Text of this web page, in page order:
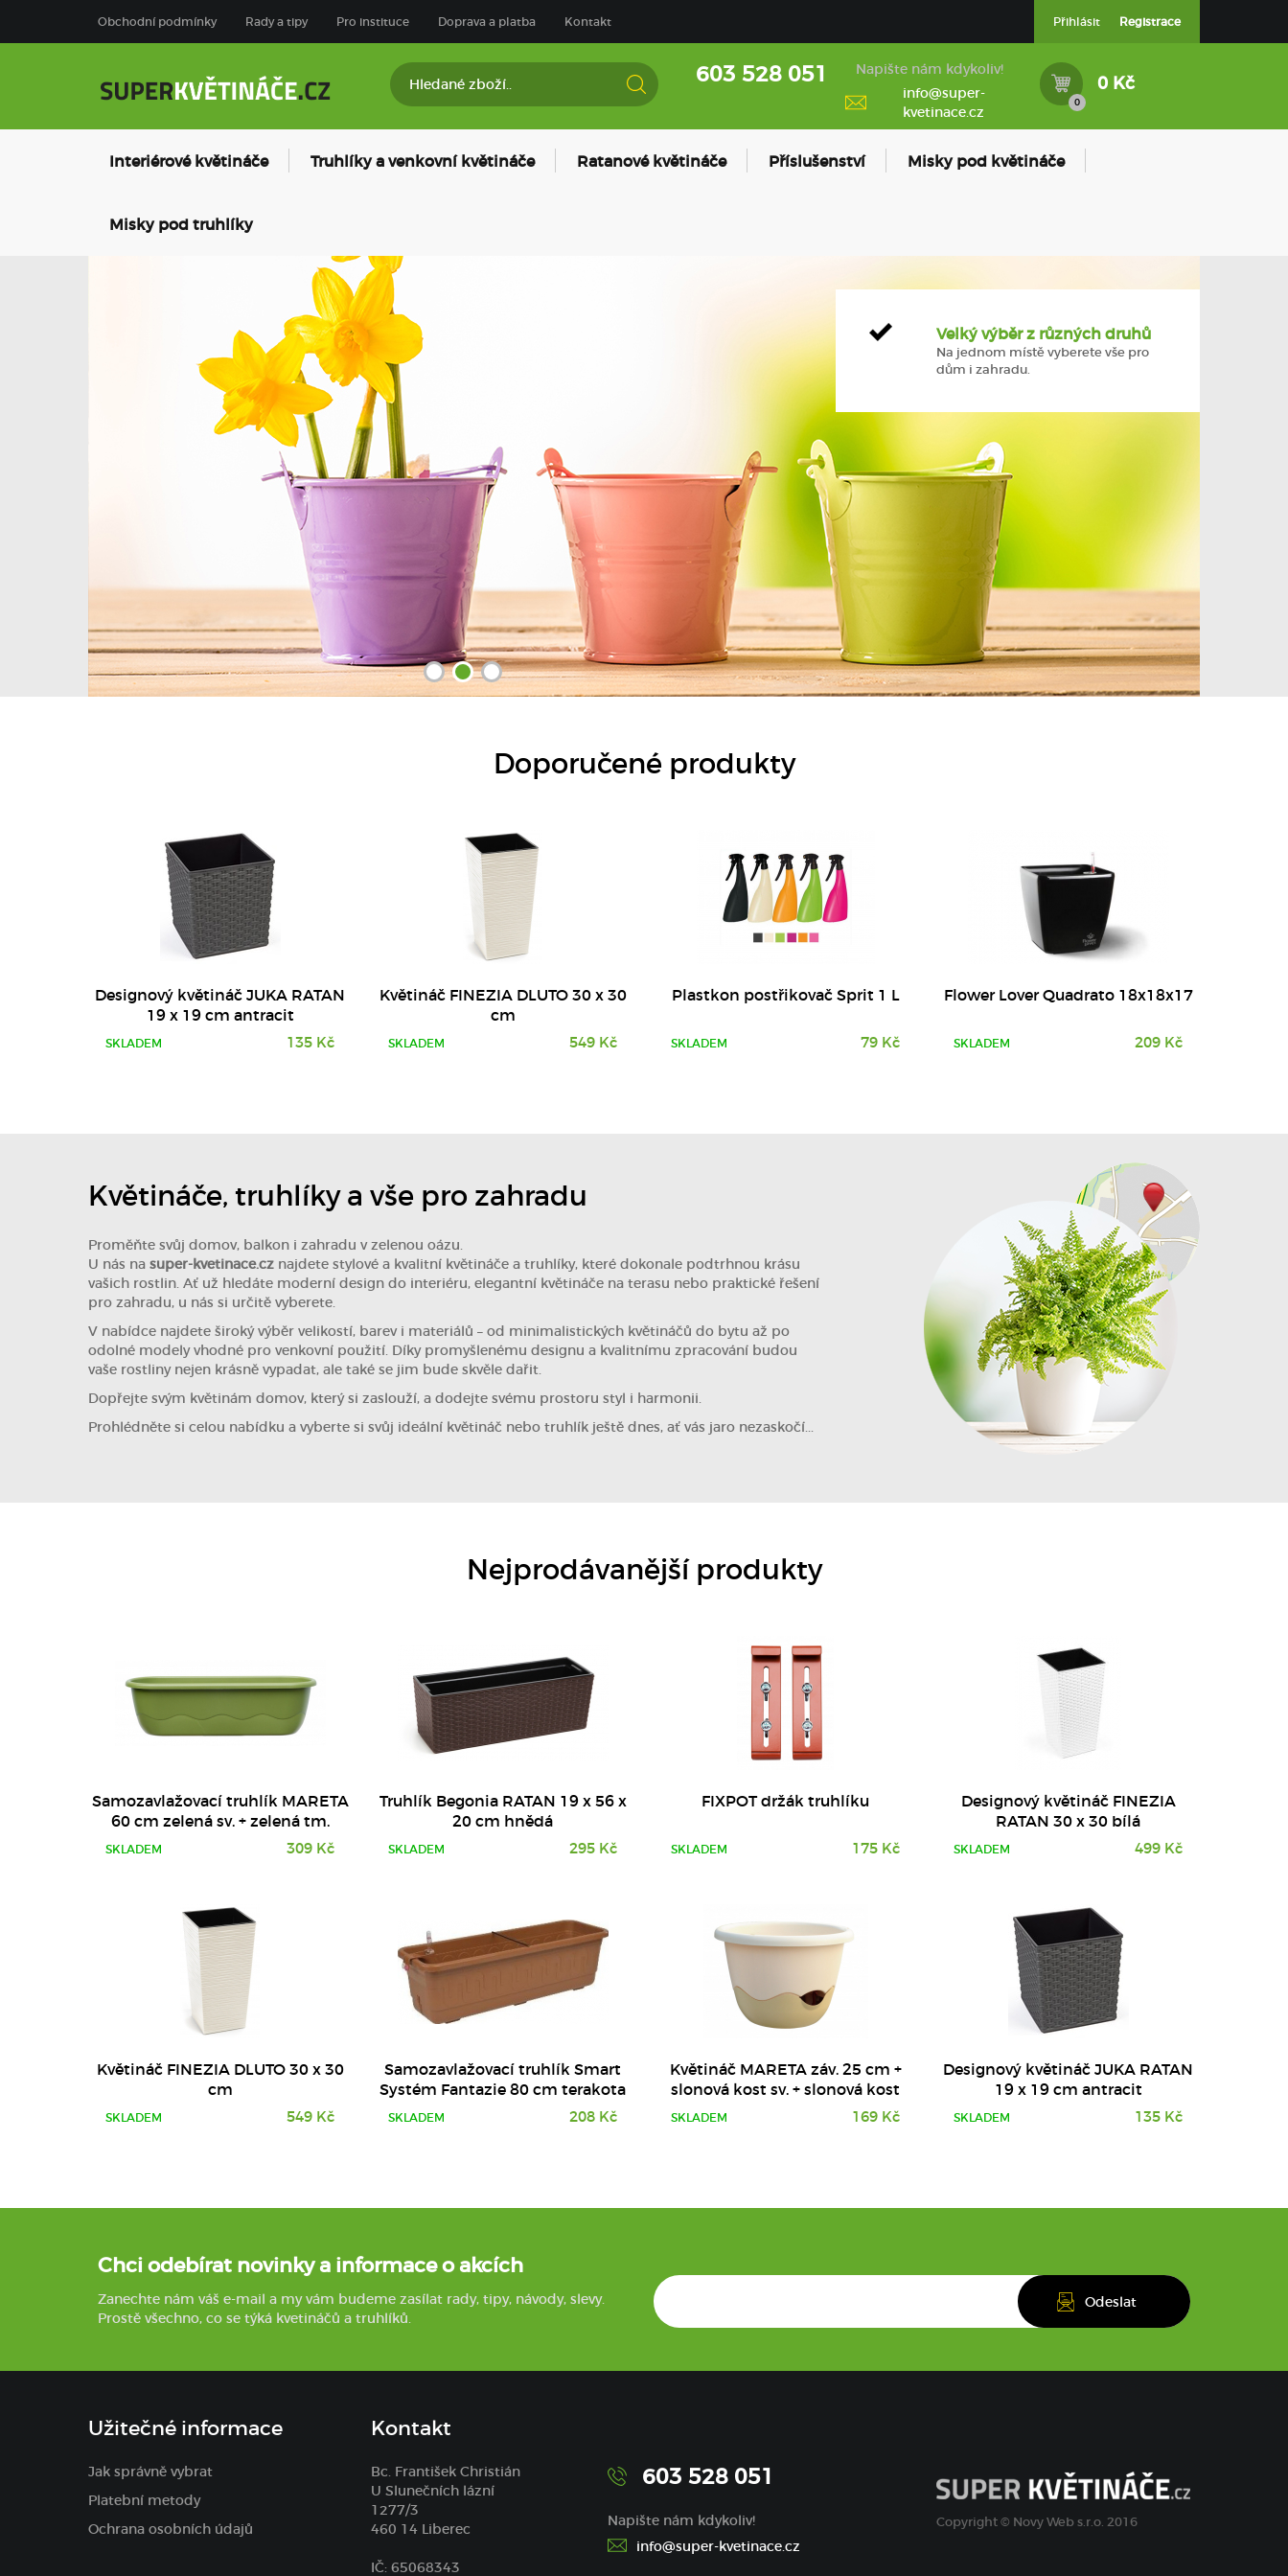
Obchodní podmínky Rady a tipy Pro instituce Doprava a platba Kontakt Přihlásit Registrace
603 528 051
Napište nám kdykoliv!
info@super-
kvetinace.cz
0
0 Kč
Interiérové květináče Truhlíky a venkovní květináče Ratanové květináče Příslušenství Misky pod květináče
Misky pod truhlíky
Velký výběr z různých druhů
Na jednom místě vyberete vše pro
dům i zahradu.
Doporučené produkty
Designový květináč JUKA RATAN
19 x 19 cm antracit
SKLADEM 135 Kč
DETAIL
Květináč FINEZIA DLUTO 30 x 30
cm
SKLADEM 549 Kč
DETAIL
Plastkon postřikovač Sprit 1 L
SKLADEM 79 Kč
DETAIL
Flower Lover Quadrato 18x18x17
SKLADEM 209 Kč
DETAIL
Květináče, truhlíky a vše pro zahradu
Proměňte svůj domov, balkon i zahradu v zelenou oázu.
U nás na super-kvetinace.cz najdete stylové a kvalitní květináče a truhlíky, které dokonale podtrhnou krásu
vašich rostlin. Ať už hledáte moderní design do interiéru, elegantní květináče na terasu nebo praktické řešení
pro zahradu, u nás si určitě vyberete.
V nabídce najdete široký výběr velikostí, barev i materiálů – od minimalistických květináčů do bytu až po
odolné modely vhodné pro venkovní použití. Díky promyšlenému designu a kvalitnímu zpracování budou
vaše rostliny nejen krásně vypadat, ale také se jim bude skvěle dařit.
Dopřejte svým květinám domov, který si zaslouží, a dodejte svému prostoru styl i harmonii.
Prohlédněte si celou nabídku a vyberte si svůj ideální květináč nebo truhlík ještě dnes, ať vás jaro nezaskočí...
Nejprodávanější produkty
Samozavlažovací truhlík MARETA
60 cm zelená sv. + zelená tm.
SKLADEM 309 Kč
Truhlík Begonia RATAN 19 x 56 x
20 cm hnědá
SKLADEM 295 Kč
FIXPOT držák truhlíku
SKLADEM 175 Kč
Designový květináč FINEZIA
RATAN 30 x 30 bílá
SKLADEM 499 Kč
Květináč FINEZIA DLUTO 30 x 30
cm
SKLADEM 549 Kč
Samozavlažovací truhlík Smart
Systém Fantazie 80 cm terakota
SKLADEM 208 Kč
Květináč MARETA záv. 25 cm +
slonová kost sv. + slonová kost
SKLADEM 169 Kč
Designový květináč JUKA RATAN
19 x 19 cm antracit
SKLADEM 135 Kč
Chci odebírat novinky a informace o akcích
Zanechte nám váš e-mail a my vám budeme zasílat rady, tipy, návody, slevy.
Prostě všechno, co se týká kvetináčů a truhlíků.
Užitečné informace
Jak správně vybrat
Platební metody
Ochrana osobních údajů
Kontakt
Bc. František Christián
U Slunečních lázní
1277/3
460 14 Liberec
IČ: 65068343
603 528 051
Napište nám kdykoliv!
info@super-kvetinace.cz
Copyright © Novy Web s.r.o. 2016